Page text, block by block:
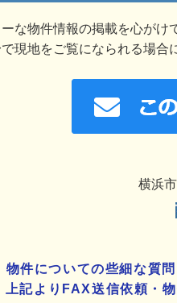
な物件情報の掲載を心がけ
現地をご覧になられる場合
横浜
物件についての些細な質
上記よりFAX送信依頼・